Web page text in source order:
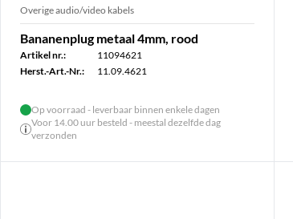
Overige audio/video kabels
Bananenplug metaal 4mm, rood
Artikel nr.:
11094621
Herst.-Art.-Nr.:
11.09.4621
Op voorraad - leverbaar binnen enkele dagen
Voor 14.00 uur besteld - meestal dezelfde dag
verzonden